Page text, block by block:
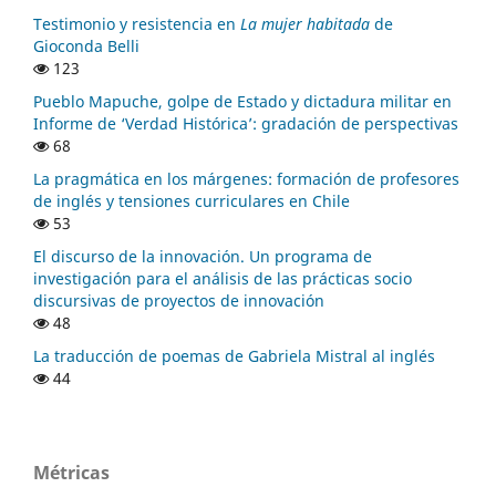
Testimonio y resistencia en La mujer habitada de
Gioconda Belli
123
Pueblo Mapuche, golpe de Estado y dictadura militar en
Informe de ‘Verdad Histórica’: gradación de perspectivas
68
La pragmática en los márgenes: formación de profesores
de inglés y tensiones curriculares en Chile
53
El discurso de la innovación. Un programa de
investigación para el análisis de las prácticas socio
discursivas de proyectos de innovación
48
La traducción de poemas de Gabriela Mistral al inglés
44
Métricas